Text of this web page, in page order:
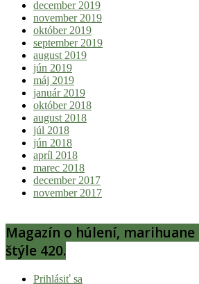
december 2019
november 2019
október 2019
september 2019
august 2019
jún 2019
máj 2019
január 2019
október 2018
august 2018
júl 2018
jún 2018
apríl 2018
marec 2018
december 2017
november 2017
Magazín o húlení,
štýle 420.
Prihlásiť sa